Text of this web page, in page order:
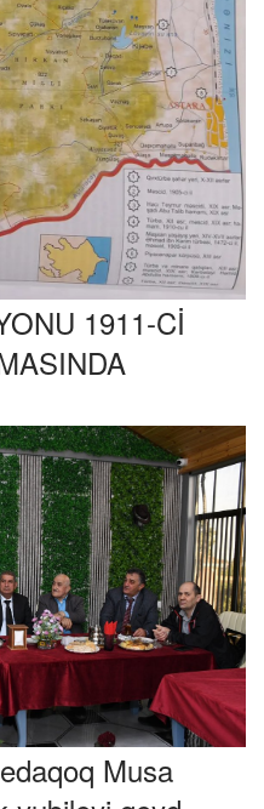
1911-Cİ
Musa
yubileyi qeyd